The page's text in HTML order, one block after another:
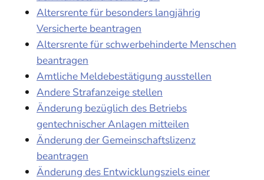
Altersrente für besonders langjährig
Versicherte beantragen
Altersrente für schwerbehinderte Menschen
beantragen
Amtliche Meldebestätigung ausstellen
Andere Strafanzeige stellen
Änderung bezüglich des Betriebs
gentechnischer Anlagen mitteilen
Änderung der Gemeinschaftslizenz
beantragen
Änderung des Entwicklungsziels einer